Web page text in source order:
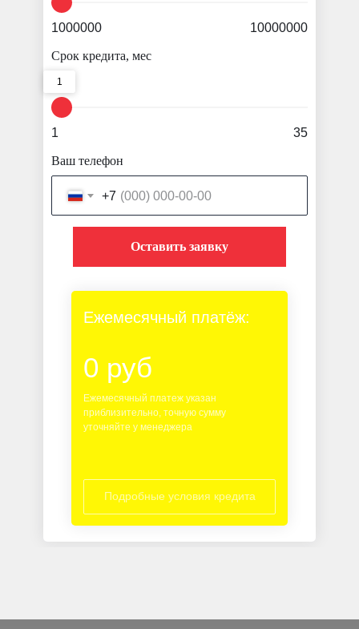
1000000 10000000
Срок кредита, мес
1
1 35
Ваш телефон
+7
Оставить заявку
Ежемесячный платёж:
Подробные условия кредита
0 руб
Ежемесячный платеж указан
приблизительно, точную сумму
уточняйте у менеджера